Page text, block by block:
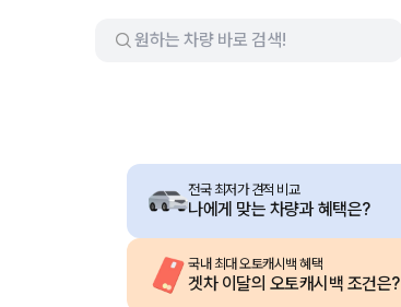
전국 최저가 견적 비교
나에게 맞는 차량과 혜택은?
국내 최대 오토캐시백 혜택
겟차 이달의 오토캐시백 조건은?